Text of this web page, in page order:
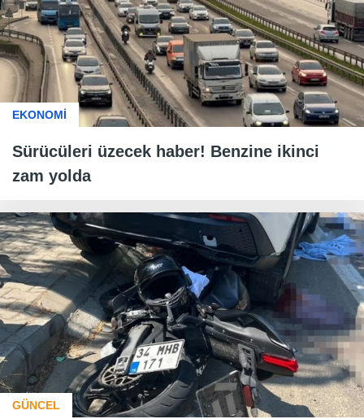
EKONOMİ
Sürücüleri üzecek haber! Benzine ikinci
zam yolda
GÜNCEL